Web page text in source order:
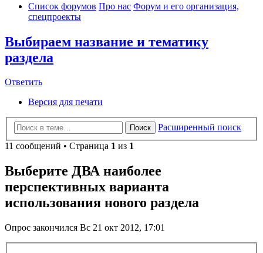
Список форумов Про нас Форум и его организация,
спецпроекты
Выбираем название и тематику
раздела
Ответить
Версия для печати
Поиск
Расширенный поиск
11 сообщений • Страница 1 из 1
Выберите ДВА наиболее
перспективных варианта
использования нового раздела
Опрос закончился Вс 21 окт 2012, 17:01